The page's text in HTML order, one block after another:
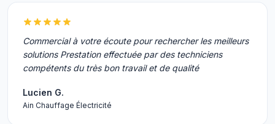
Commercial à votre écoute pour rechercher les meilleurs
solutions Prestation effectuée par des techniciens
compétents du très bon travail et de qualité
Lucien G.
Ain Chauffage Électricité